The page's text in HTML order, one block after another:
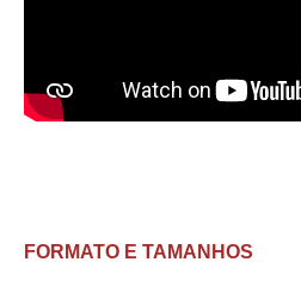
FORMATO E TAMANHOS